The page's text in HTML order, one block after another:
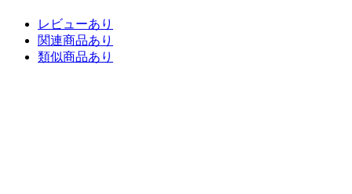
レビューあり
関連商品あり
類似商品あり